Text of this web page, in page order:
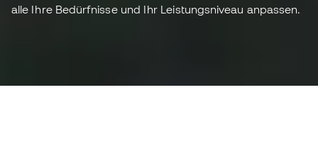
alle Ihre Bedürfnisse und Ihr Leistungsniveau anpassen.